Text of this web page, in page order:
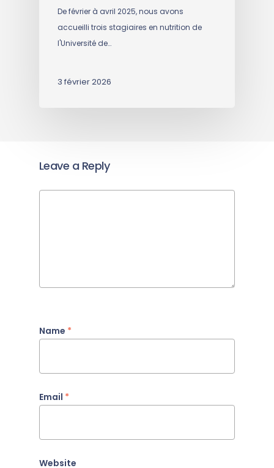
De février à avril 2025, nous avons
accueilli trois stagiaires en nutrition de
l'Université de…
3 février 2026
Leave a Reply
Name *
Email *
Website